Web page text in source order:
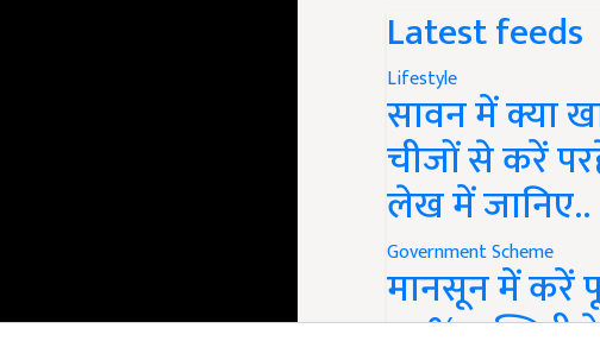
Latest feeds
Lifestyle
सावन में क्या
चीजों से करें
लेख में जानिए..
Government Scheme
मानसून में करें